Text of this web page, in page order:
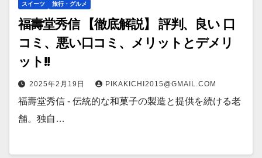
スイーツ 旅行・グルメ
福壽堂秀信 【徹底解説】 評判、良い 口
コミ、悪い口コミ、メリットとデメリ
ット!!
2025年2月19日 PIKAKICHI2015@GMAIL.COM
福壽堂秀信 - 伝統的な和菓子の製造と提供を続ける老
舗。独自…